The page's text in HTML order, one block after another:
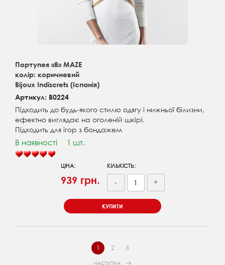
Портупея «8» MAZE
колір: коричневий
Bijoux Indiscrets (Іспанія)
Артикул: B0224
Підходить до будь-якого стилю одягу і нижньої білизни,
ефектно виглядає на оголеній шкірі.
Підходить для ігор з бондажем
В наявності 1 шт.
ЦІНА:
939 грн.
КІЛЬКІСТЬ:
- +
КУПИТИ
1 2 3
НАСТУПНА